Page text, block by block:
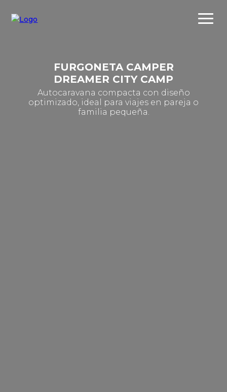
FURGONETA CAMPER
DREAMER CITY CAMP
Autocaravana compacta con diseño
optimizado, ideal para viajes en pareja o
familia pequeña.